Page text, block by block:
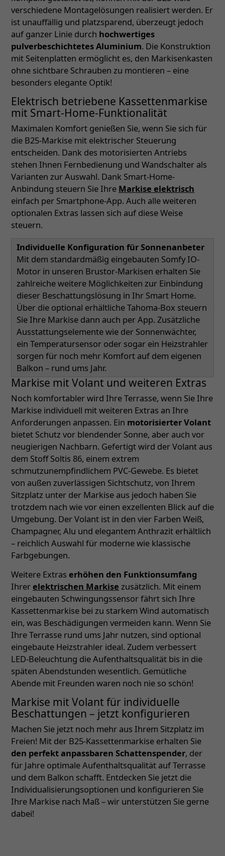
verschiedene Montagelösungen realisiert werden. Er
ist unauffällig und platzsparend, überzeugt jedoch
auf ganzer Linie durch hochwertiges
pulverbeschichtetes Aluminium. Die Konstruktion
mit Seitenplatten ermöglicht es, den Markisenkasten
ohne sichtbare Schrauben zu montieren – eine
besonders elegante Optik!
Elektrisch betriebene Kassettenmarkise
mit Smart-Home-Funktionalität
Maximalen Komfort genießen Sie, wenn Sie sich für
die B25-Markise mit elektrischer Steuerung
entscheiden. Dank des motorisierten Antriebs
stehen Ihnen Fernbedienung und Wandschalter als
Varianten zur Auswahl. Dank Smart-Home-
Anbindung steuern Sie Ihre Markise elektrisch
einfach per Smartphone-App. Auch alle weiteren
optionalen Extras lassen sich auf diese Weise
steuern.
Individuelle Konfiguration für Sonnenanbeter
Mit dem standardmäßig eingebauten Somfy IO-
Motor in unseren Brustor-Markisen erhalten Sie
zahlreiche weitere Möglichkeiten zur Einbindung
dieser Beschattungslösung in Ihr Smart Home.
Über die optional erhältliche Tahoma-Box steuern
Sie Ihre Markise dann auch per App. Zusätzliche
Ausstattungselemente wie der Sonnenwächter,
ein Temperatursensor oder sogar ein Heizstrahler
sorgen für noch mehr Komfort auf dem eigenen
Balkon – rund ums Jahr.
Markise mit Volant und weiteren Extras
Noch komfortabler wird Ihre Terrasse, wenn Sie Ihre
Markise individuell mit weiteren Extras an Ihre
Anforderungen anpassen. Ein motorisierter Volant
bietet Schutz vor blendender Sonne, aber auch vor
neugierigen Nachbarn. Gefertigt wird der Volant aus
dem Stoff Soltis 86, einem extrem
schmutzunempfindlichem PVC-Gewebe. Es bietet
von außen zuverlässigen Sichtschutz, von Ihrem
Sitzplatz unter der Markise aus jedoch haben Sie
trotzdem nach wie vor einen exzellenten Blick auf die
Umgebung. Der Volant ist in den vier Farben Weiß,
Champagner, Alu und elegantem Anthrazit erhältlich
– reichlich Auswahl für moderne wie klassische
Farbgebungen.
Weitere Extras erhöhen den Funktionsumfang
Ihrer elektrischen Markise zusätzlich. Mit einem
eingebauten Schwingungssensor fährt sich Ihre
Kassettenmarkise bei zu starkem Wind automatisch
ein, was Beschädigungen vermeiden kann. Wenn Sie
Ihre Terrasse rund ums Jahr nutzen, sind optional
eingebaute Heizstrahler ideal. Zudem verbessert
LED-Beleuchtung die Aufenthaltsqualität bis in die
späten Abendstunden wesentlich. Gemütliche
Abende mit Freunden waren noch nie so schön!
Markise mit Volant für individuelle
Beschattungen – jetzt konfigurieren
Machen Sie jetzt noch mehr aus Ihrem Sitzplatz im
Freien! Mit der B25-Kassettenmarkise erhalten Sie
den perfekt anpassbaren Schattenspender, der
für Jahre optimale Aufenthaltsqualität auf Terrasse
und dem Balkon schafft. Entdecken Sie jetzt die
Individualisierungsoptionen und konfigurieren Sie
Ihre Markise nach Maß – wir unterstützen Sie gerne
dabei!